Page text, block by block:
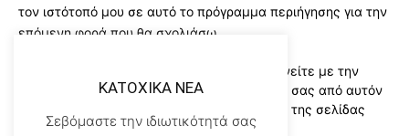
τον ιστότοπό μου σε αυτό το πρόγραμμα περιήγησης για την
επόμενη φορά που θα σχολιάσω.
Χρησιμοποιώντας αυτό το έντυπο συμφωνείτε με την
αποθήκευση και χειρισμό των δεδομένων σας από αυτόν
τον ιστότοπο..Διαβάστε του ορους χρήσης της σελίδας
μας*
KATOXIKA NEA
Σεβόμαστε την ιδιωτικότητά σας